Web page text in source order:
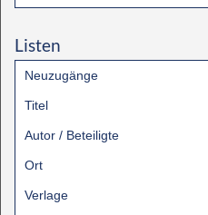
Listen
Neuzugänge
Titel
Autor / Beteiligte
Ort
Verlage